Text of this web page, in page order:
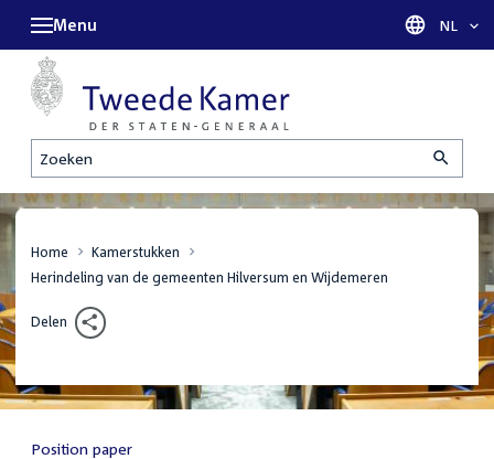
Zoeken
Menu Taal
NL
Home
Kamerstukken
Herindeling van de gemeenten Hilversum en Wijdemeren
Delen
Position paper